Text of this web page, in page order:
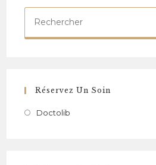
Réservez Un Soin
Doctolib